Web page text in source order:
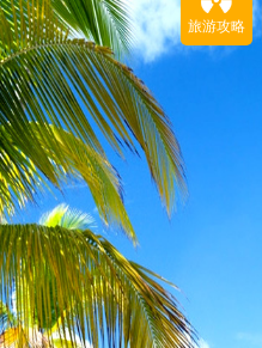
旅游攻略